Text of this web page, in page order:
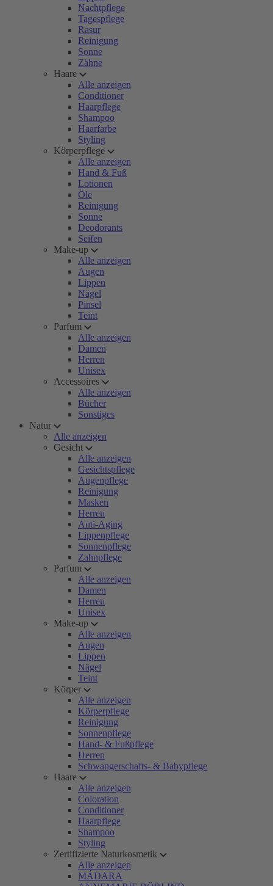
Nachtpflege
Tagespflege
Rasur
Reinigung
Sonne
Zähne
Haare
Alle anzeigen
Conditioner
Haarpflege
Shampoo
Haarfarbe
Styling
Körperpflege
Alle anzeigen
Hand & Fuß
Lotionen
Öle
Reinigung
Sonne
Deodorants
Seifen
Make-up
Alle anzeigen
Augen
Lippen
Nägel
Pinsel
Teint
Parfum
Alle anzeigen
Damen
Herren
Unisex
Accessoires
Alle anzeigen
Bücher
Sonstiges
Natur
Alle anzeigen
Gesicht
Alle anzeigen
Gesichtspflege
Augenpflege
Reinigung
Masken
Herren
Anti-Aging
Lippenpflege
Sonnenpflege
Zahnpflege
Parfum
Alle anzeigen
Damen
Herren
Unisex
Make-up
Alle anzeigen
Augen
Lippen
Nägel
Teint
Körper
Alle anzeigen
Körperpflege
Reinigung
Sonnenpflege
Hand- & Fußpflege
Herren
Schwangerschafts- & Babypflege
Haare
Alle anzeigen
Coloration
Conditioner
Haarpflege
Shampoo
Styling
Zertifizierte Naturkosmetik
Alle anzeigen
MÁDARA